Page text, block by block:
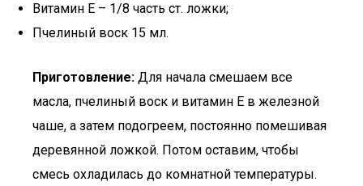
Витамин Е – 1/8 часть ст. ложки;
Пчелиный воск 15 мл.
Приготовление: Для начала смешаем все
масла, пчелиный воск и витамин Е в железной
чаше, а затем подогреем, постоянно помешивая
деревянной ложкой. Потом оставим, чтобы
смесь охладилась до комнатной температуры.